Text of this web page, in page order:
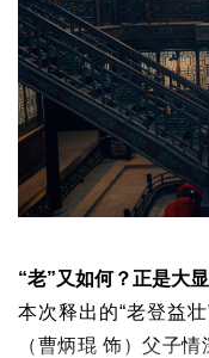
“老”又如何？正是大
本次释出的“老登益
（曹炳琨 饰）父子